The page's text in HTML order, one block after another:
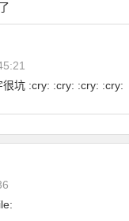
坑 :cry: :cry: :cry: :cry: